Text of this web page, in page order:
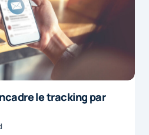
le tracking par